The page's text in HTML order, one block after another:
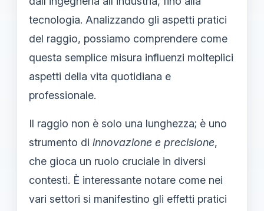
tecnologia. Analizzando gli aspetti pratici
del raggio, possiamo comprendere come
questa semplice misura influenzi molteplici
aspetti della vita quotidiana e
professionale.
Il raggio non è solo una lunghezza; è uno
strumento di innovazione e precisione,
che gioca un ruolo cruciale in diversi
contesti. È interessante notare come nei
vari settori si manifestino gli effetti pratici